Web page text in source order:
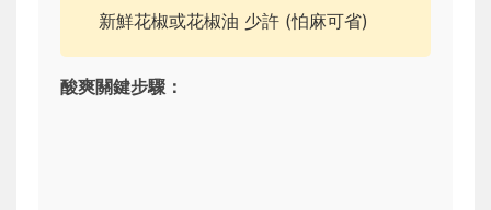
新鮮花椒或花椒油 少許 (怕麻可省)
酸爽關鍵步驟：